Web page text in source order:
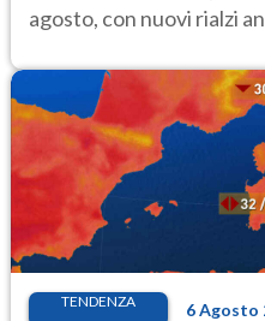
agosto, con nuovi rialzi
TENDENZA 6 Agosto